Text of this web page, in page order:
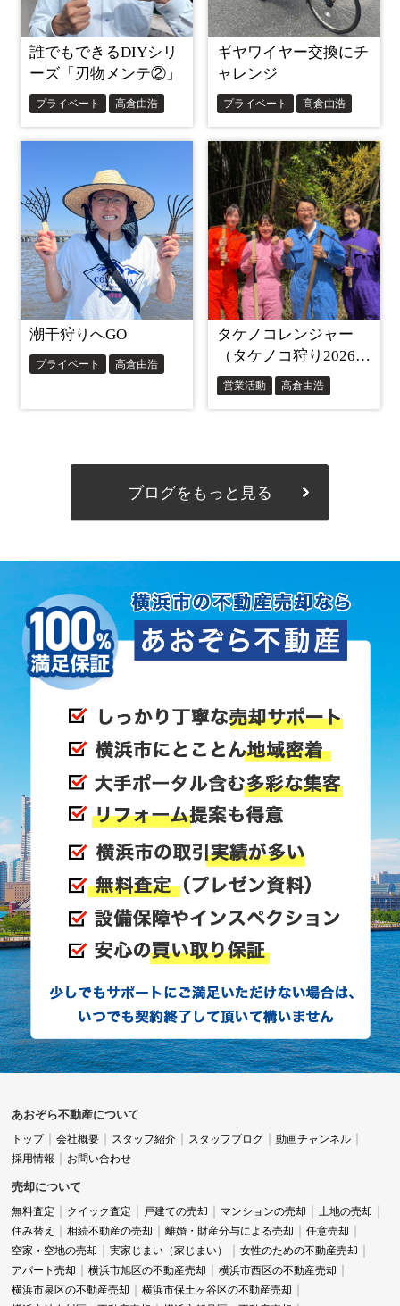
ブログをもっと見る
あおぞら不動産について
トップ 会社概要 スタッフ紹介 スタッフブログ
動画チャンネル
採用情報
お問い合わせ
売却について
無料査定 クイック査定 戸建ての売却 マンションの売却
土地の売却
住み替え
相続不動産の売却 離婚・財産分与による売却
任意売却
空家・空地の売却
実家じまい（家じまい）
女性のための不動産売却
アパート売却
横浜市旭区の不動産売却
横浜市西区の不動産売却
横浜市泉区の不動産売却
横浜市保土ヶ谷区の不動産売却